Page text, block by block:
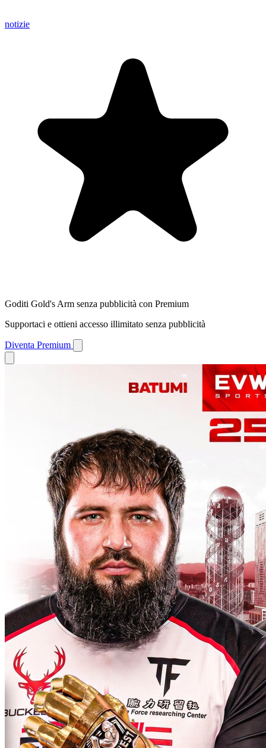
notizie
Goditi Gold's Arm senza pubblicità con Premium
Supportaci e ottieni accesso illimitato senza pubblicità
Diventa Premium